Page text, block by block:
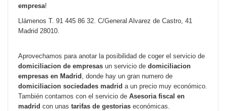
empresa!
Llámenos T. 91 445 86 32. C/General Alvarez de Castro, 41
Madrid 28010.
Aprovechamos para anotar la posibilidad de coger el servicio de
domiciliacion de empresas un servicio de domiciliacion
empresas en Madrid
, donde hay un gran numero de
domiciliacion sociedades madrid a un precio muy económico.
También contamos con el servicio de Asesoria fiscal en
madrid con unas tarifas de gestorias económicas.